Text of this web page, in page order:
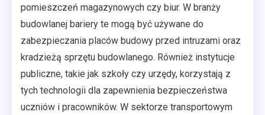
pomieszczeń magazynowych czy biur. W branży
budowlanej bariery te mogą być używane do
zabezpieczania placów budowy przed intruzami oraz
kradzieżą sprzętu budowlanego. Również instytucje
publiczne, takie jak szkoły czy urzędy, korzystają z
tych technologii dla zapewnienia bezpieczeństwa
uczniów i pracowników. W sektorze transportowym